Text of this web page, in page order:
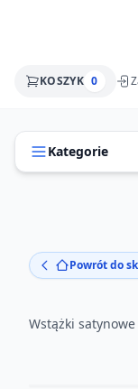
KOSZYK 0
Kategorie
Powrót do
Wstążki satynowe